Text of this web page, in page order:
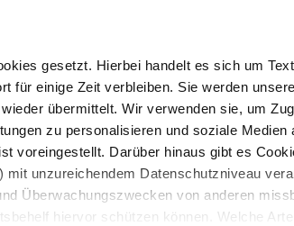
gesetzt. Hierbei handelt es sich um
für einige Zeit verbleiben. Sie werden
übermittelt. Wir verwenden sie, um
zu personalisieren und soziale Medien
voreingestellt. Darüber hinaus gibt es
unzureichendem Datenschutzniveau
Überwachungszwecken von anderen
hiervor schützen können. Welche